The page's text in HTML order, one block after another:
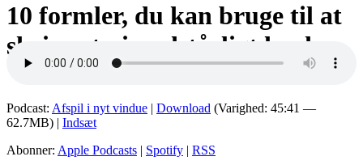
10 formler, du kan bruge til at
skrive et uimodståeligt hook
Podcast: Afspil i nyt vindue | Download (Varighed: 45:41 —
62.7MB) | Indsæt
Abonner: Apple Podcasts | Spotify | RSS